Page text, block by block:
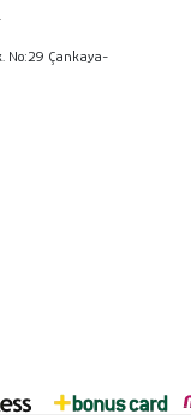
No:29 Çankaya-